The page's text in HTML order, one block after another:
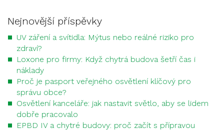
Nejnovější příspěvky
UV záření a svítidla: Mýtus nebo reálné riziko pro
zdraví?
Loxone pro firmy: Když chytrá budova šetří čas i
náklady
Proč je pasport veřejného osvětlení klíčový pro
správu obce?
Osvětlení kanceláře: jak nastavit světlo, aby se lidem
dobře pracovalo
EPBD IV a chytré budovy: proč začít s přípravou